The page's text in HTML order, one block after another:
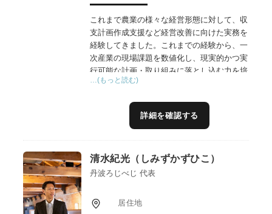
これまで農業の様々な経営形態に対して、収
支計画作成支援など経営改善に向けた実務を
経験してきました。これまでの経験から、一
次産業の現場課題を数値化し、現実的かつ実
行可能な計画・取り組みに落とし込む力を培
っています。農業者の思いや制約条件を丁寧
を行うことを専門としています。
…(もっと読む)
詳細を確認する
清水紀光（しみずかずひこ）
丹波ろじべじ 代表
居住地